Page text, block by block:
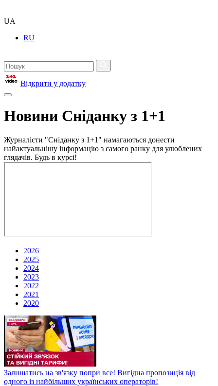
UA
RU
Відкрити у додатку
Новини Сніданку з 1+1
Журналісти "Сніданку з 1+1" намагаються донести
найактуальнішу інформацію з самого ранку для улюблених
глядачів. Будь в курсі!
2026
2025
2024
2023
2022
2021
2020
Залишатись на зв'язку попри все! Вигідна пропозиція від
одного із найбільших українських операторів!